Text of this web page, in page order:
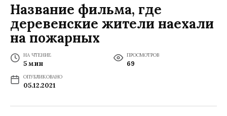
Название фильма, где
деревенские жители наехали
на пожарных
НА ЧТЕНИЕ
5 мин
ПРОСМОТРОВ
69
ОПУБЛИКОВАНО
05.12.2021